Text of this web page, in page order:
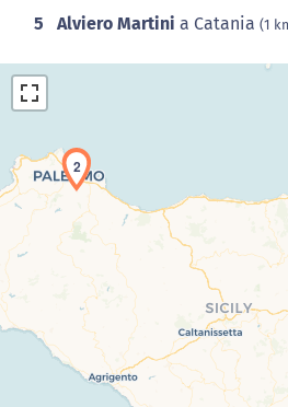
5 Alviero Martini a Catania (1
Caricamento della
2